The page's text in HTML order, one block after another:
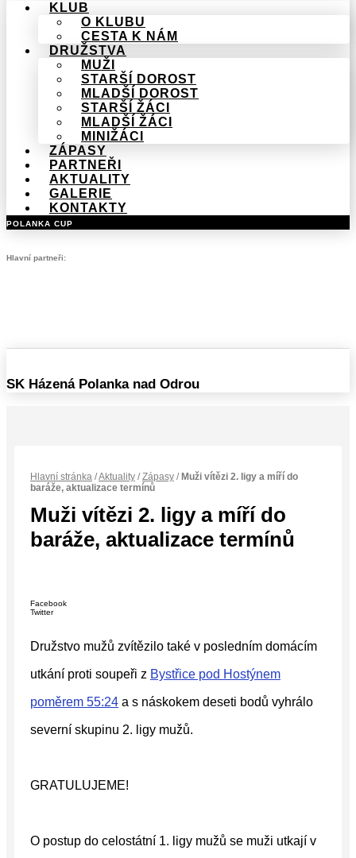
KLUB
O KLUBU
CESTA K NÁM
DRUŽSTVA
MUŽI
STARŠÍ DOROST
MLADŠÍ DOROST
STARŠÍ ŽÁCI
MLADŠÍ ŽÁCI
MINIŽÁCI
ZÁPASY
PARTNEŘI
AKTUALITY
GALERIE
KONTAKTY
POLANKA CUP
Hlavní partneři:
SK Házená Polanka nad Odrou
Hlavní stránka /Aktuality /Zápasy / Muži vítězi 2. ligy a míří do
baráže, aktualizace termínů
Muži vítězi 2. ligy a míří do
baráže, aktualizace termínů
Facebook
Twitter
Družstvo mužů zvítězilo také v posledním domácím
utkání proti soupeři z Bystřice pod Hostýnem
poměrem 55:24 a s náskokem deseti bodů vyhrálo
severní skupinu 2. ligy mužů.
GRATULUJEME!
O postup do celostátní 1. ligy mužů se muži utkají v